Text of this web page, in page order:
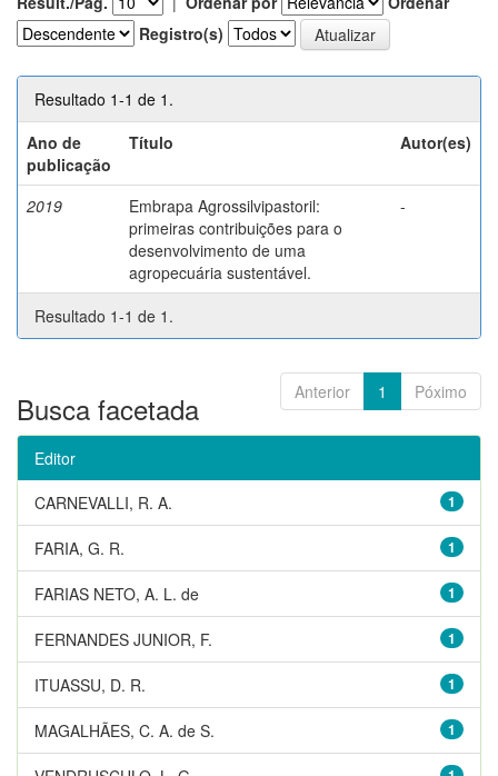
Registro(s)
Resultado 1-1 de 1.
Ano de
publicação
Título Autor(es)
2019
Embrapa Agrossilvipastoril:
primeiras contribuições para o
desenvolvimento de uma
agropecuária sustentável.
-
Resultado 1-1 de 1.
Anterior 1 Póximo
Busca facetada
Editor
1
CARNEVALLI, R. A.
1
FARIA, G. R.
1
FARIAS NETO, A. L. de
1
FERNANDES JUNIOR, F.
1
ITUASSU, D. R.
1
MAGALHÃES, C. A. de S.